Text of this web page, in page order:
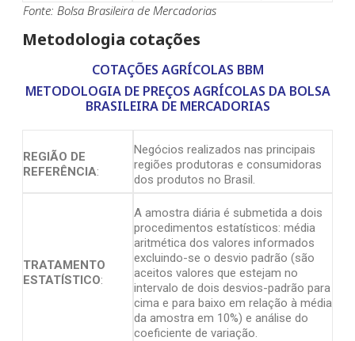
Fonte: Bolsa Brasileira de Mercadorias
Metodologia cotações
COTAÇÕES AGRÍCOLAS BBM
METODOLOGIA DE PREÇOS AGRÍCOLAS DA BOLSA
BRASILEIRA DE MERCADORIAS
REGIÃO DE
REFERÊNCIA:
Negócios realizados nas principais
regiões produtoras e consumidoras
dos produtos no Brasil.
TRATAMENTO
ESTATÍSTICO:
A amostra diária é submetida a dois
procedimentos estatísticos: média
aritmética dos valores informados
excluindo-se o desvio padrão (são
aceitos valores que estejam no
intervalo de dois desvios-padrão para
cima e para baixo em relação à média
da amostra em 10%) e análise do
coeficiente de variação.